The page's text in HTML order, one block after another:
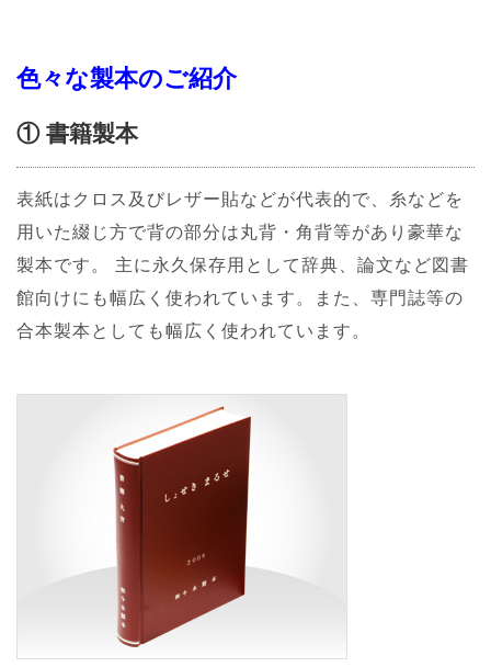
色々な製本のご紹介
① 書籍製本
表紙はクロス及びレザー貼などが代表的で、糸などを
用いた綴じ方で背の部分は丸背・角背等があり豪華な
製本です。 主に永久保存用として辞典、論文など図書
館向けにも幅広く使われています。また、専門誌等の
合本製本としても幅広く使われています。